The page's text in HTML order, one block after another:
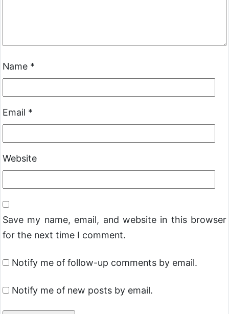
Name *
Email *
Website
Save my name, email, and website in this browser
for the next time I comment.
Notify me of follow-up comments by email.
Notify me of new posts by email.